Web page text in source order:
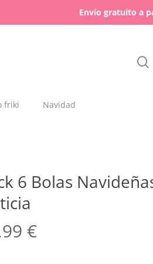
Envío gratuito a
dedicados
para mascotas
friki Navidad
6 Bolas
€